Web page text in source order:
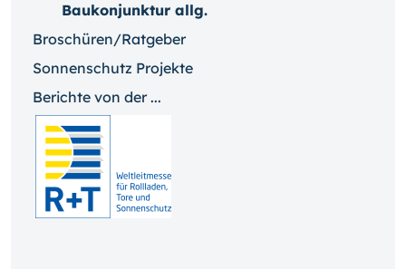
Baukonjunktur allg.
Broschüren/Ratgeber
Sonnenschutz Projekte
Berichte von der ...